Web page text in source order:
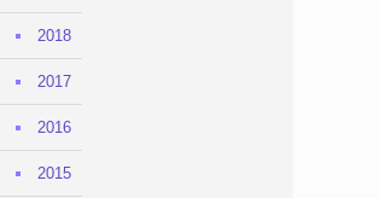
2018
2017
2016
2015